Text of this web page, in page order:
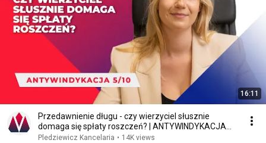
16:11
Przedawnienie długu - czy wierzyciel słusznie
domaga się spłaty roszczeń? | ANTYWINDYKACJA
5/10
Pledziewicz Kancelaria • 14K views